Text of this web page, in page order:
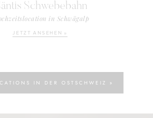
Schwebebahn
in Schwägalp
JETZT ANSEHEN »
IN DER OSTSCHWEIZ »